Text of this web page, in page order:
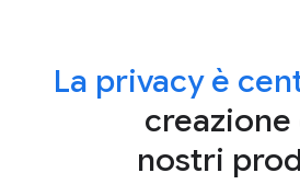
La privacy è
creazione
nostri